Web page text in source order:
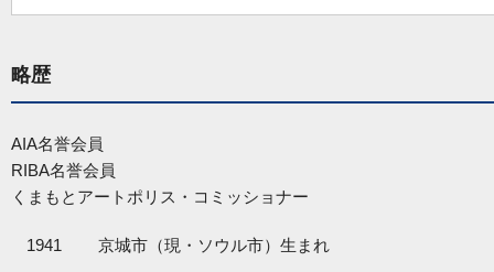
略歴
AIA名誉会員
RIBA名誉会員
くまもとアートポリス・コミッショナー
1941
京城市（現・ソウル市）生まれ